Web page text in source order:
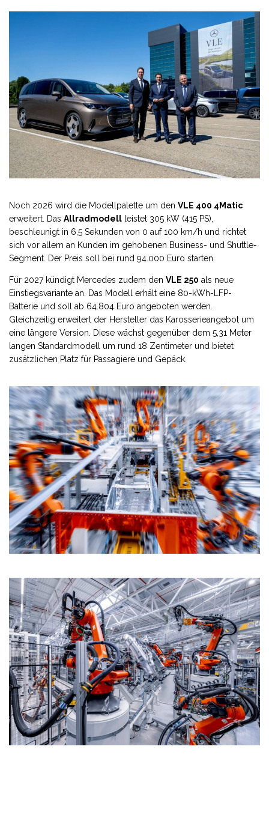
Noch 2026 wird die Modellpalette um den VLE 400 4Matic
erweitert. Das Allradmodell leistet 305 kW (415 PS),
beschleunigt in 6,5 Sekunden von 0 auf 100 km/h und richtet
sich vor allem an Kunden im gehobenen Business- und Shuttle-
Segment. Der Preis soll bei rund 94.000 Euro starten.
Für 2027 kündigt Mercedes zudem den VLE 250 als neue
Einstiegsvariante an. Das Modell erhält eine 80-kWh-LFP-
Batterie und soll ab 64.804 Euro angeboten werden.
Gleichzeitig erweitert der Hersteller das Karosserieangebot um
eine längere Version. Diese wächst gegenüber dem 5,31 Meter
langen Standardmodell um rund 18 Zentimeter und bietet
zusätzlichen Platz für Passagiere und Gepäck.